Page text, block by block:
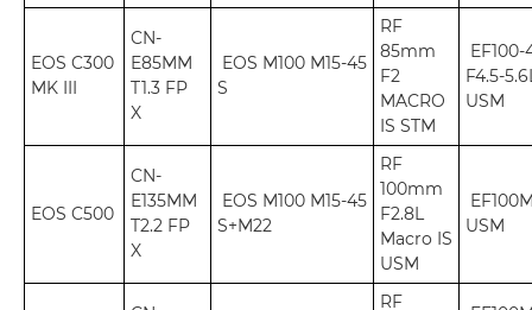
EOS C300
MK III
CN-
E85MM
T1.3 FP
X
EOS M100 M15-45
S
RF
85mm
F2
MACRO
IS STM
F4.5-
USM
EOS C500
CN-
E135MM
T2.2 FP
X
EOS M100 M15-45
S+M22
RF
100mm
F2.8L
Macro IS
USM
USM
RF